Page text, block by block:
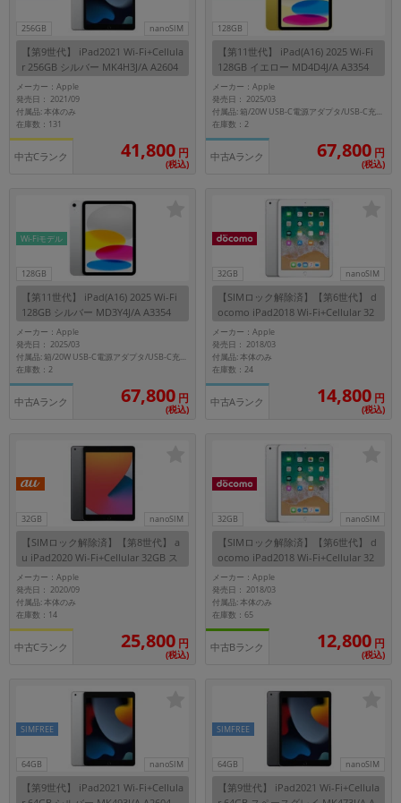
256GB nanoSIM
【第9世代】 iPad2021 Wi-Fi+Cellula
r 256GB シルバー MK4H3J/A A2604
【au版SIMフリー】
メーカー：Apple
発売日： 2021/09
付属品: 本体のみ
在庫数：131
中古Cランク 41,800 円
(税込)
128GB
【第11世代】 iPad(A16) 2025 Wi-Fi
128GB イエロー MD4D4J/A A3354
メーカー：Apple
発売日： 2025/03
付属品: 箱/20W USB-C電源アダプタ/USB-C充電ケーブル(1m)/マニュアル
在庫数：2
中古Aランク 67,800 円
(税込)
128GB
Wi-Fiモデル
【第11世代】 iPad(A16) 2025 Wi-Fi
128GB シルバー MD3Y4J/A A3354
メーカー：Apple
発売日： 2025/03
付属品: 箱/20W USB-C電源アダプタ/USB-C充電ケーブル(1m)/マニュアル
在庫数：2
中古Aランク 67,800 円
(税込)
32GB nanoSIM
【SIMロック解除済】【第6世代】 d
ocomo iPad2018 Wi-Fi+Cellular 32
GB シルバー MR6P2J/A A1954
メーカー：Apple
発売日： 2018/03
付属品: 本体のみ
在庫数：24
中古Aランク 14,800 円
(税込)
32GB nanoSIM
【SIMロック解除済】【第8世代】 a
u iPad2020 Wi-Fi+Cellular 32GB ス
ペースグレイ MYMH2J/A A2429
メーカー：Apple
発売日： 2020/09
付属品: 本体のみ
在庫数：14
中古Cランク 25,800 円
(税込)
32GB nanoSIM
【SIMロック解除済】【第6世代】 d
ocomo iPad2018 Wi-Fi+Cellular 32
GB シルバー MR6P2J/A A1954
メーカー：Apple
発売日： 2018/03
付属品: 本体のみ
在庫数：65
中古Bランク 12,800 円
(税込)
64GB nanoSIM
SIMFREE
【第9世代】 iPad2021 Wi-Fi+Cellula
64GB nanoSIM
SIMFREE
【第9世代】 iPad2021 Wi-Fi+Cellula
各項目のチェックボックスは「or検索」となります。
ただし機能別のみ「and検索」となります。